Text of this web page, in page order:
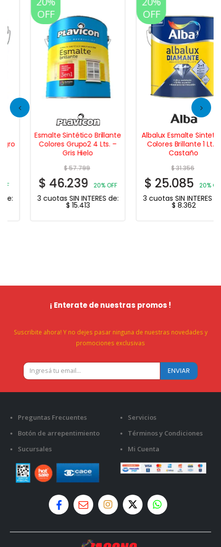
OFF
Esmalte Sintético Brillante
Colores Grupo2 4 Lts. –
Gris Hielo
57.799
46.239 20% OFF
3 cuotas SIN INTERES de:
15.413
OFF
Albalux Esmalte Sintetico
Colores Brillante 1 Lt. –
Castaño
31.356
25.085 20% OFF
3 cuotas SIN INTERES de:
8.362
¡ Enterate de nuestras promos !
Suscribite ahora! Y no dejes pasar ninguna de nuestras novedades y
promociones exclusivas
Preguntas Frecuentes
Botón de arrepentimiento
Sucursales
Servicios
Términos y Condiciones
Mi Cuenta